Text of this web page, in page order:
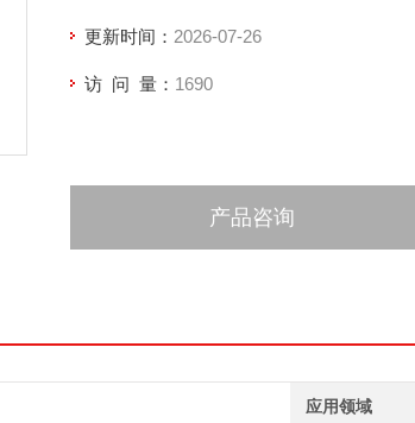
更新时间： 2026-07-26
访 问 量： 1690
产品咨询
应用领域